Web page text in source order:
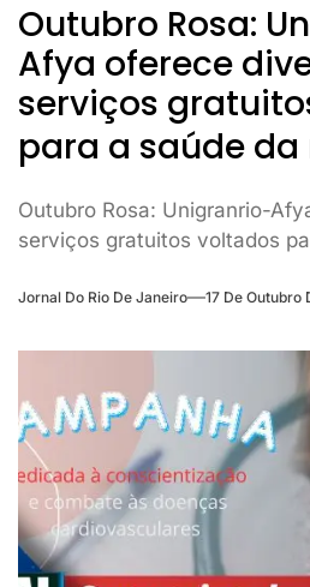
Outubro Rosa:
Afya oferece
serviços
para a saúde da
Outubro Rosa: Unigranrio-
serviços gratuitos voltados
Jornal Do Rio De Janeiro 17 De Outubro